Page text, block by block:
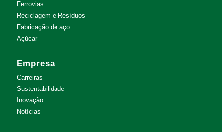
Ferrovias
Reciclagem e Resíduos
Fabricação de aço
Açúcar
Empresa
Carreiras
Sustentabilidade
Inovação
Notícias